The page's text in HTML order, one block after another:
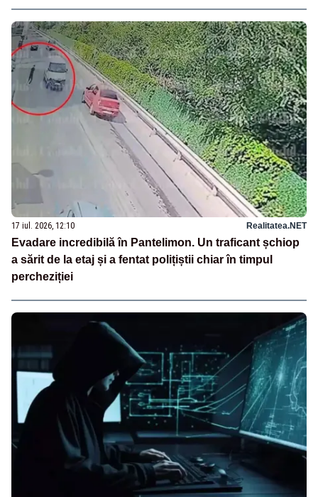
17 iul. 2026, 12:10 Realitatea.NET
Evadare incredibilă în Pantelimon. Un traficant șchiop
a sărit de la etaj și a fentat polițiștii chiar în timpul
percheziției